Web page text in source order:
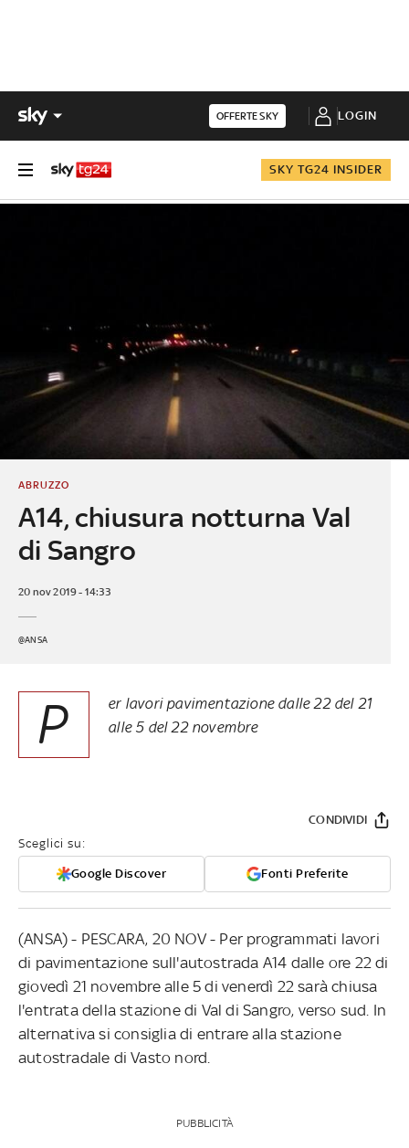
OFFERTE SKY LOGIN
SKY TG24 INSIDER
A14, chiusura notturna Val
di Sangro
ABRUZZO
20 nov 2019 - 14:33
@ANSA
P
er lavori pavimentazione dalle 22 del 21
alle 5 del 22 novembre
Sceglici su:
Google Discover Fonti Preferite
CONDIVIDI
(ANSA) - PESCARA, 20 NOV - Per programmati lavori
di pavimentazione sull'autostrada A14 dalle ore 22 di
giovedì 21 novembre alle 5 di venerdì 22 sarà chiusa
l'entrata della stazione di Val di Sangro, verso sud. In
alternativa si consiglia di entrare alla stazione
autostradale di Vasto nord.
PUBBLICITÀ